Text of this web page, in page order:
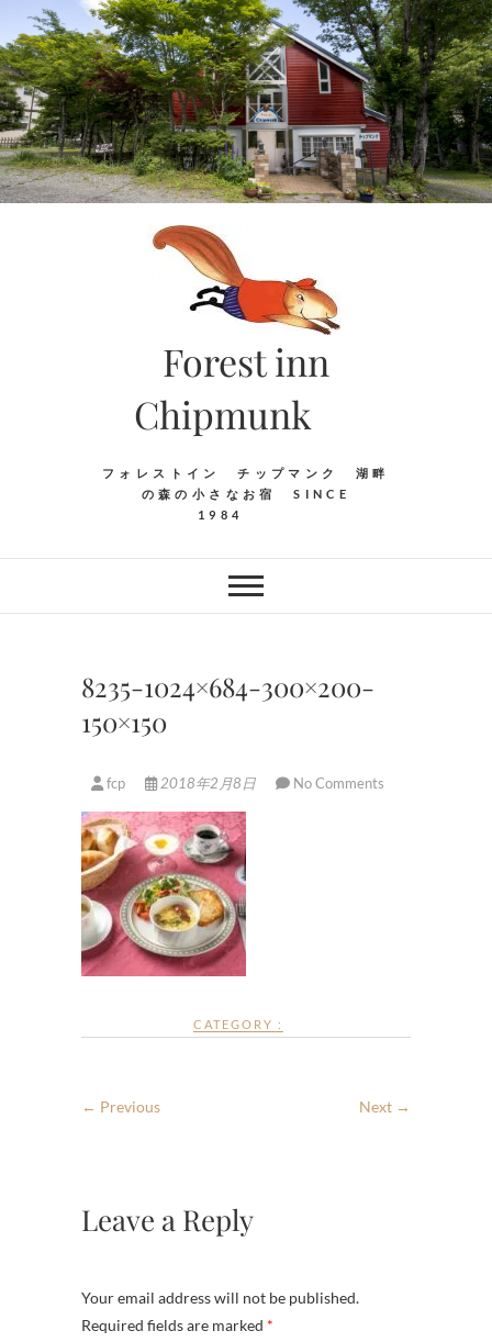
to
content
Forest inn
Chipmunk
フォレストイン チップマンク 湖畔
の森の小さなお宿 SINCE
1984
8235-1024×684-300×200-
150×150
fcp 2018年2月8日 No Comments
CATEGORY :
← Previous Next →
Leave a Reply
Your email address will not be published.
Required fields are marked *